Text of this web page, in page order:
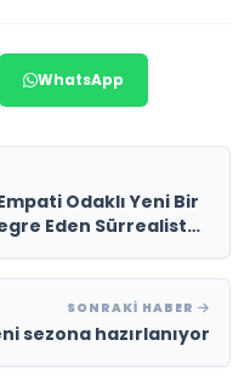
WhatsApp
Odaklı Yeni Bir
Eden Sürrealist
SONRAKI HABER
sezona hazırlanıyor